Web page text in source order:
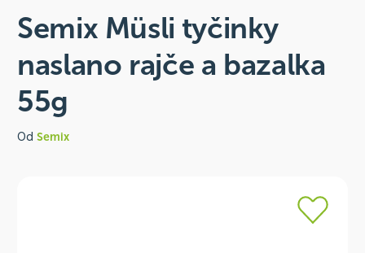
Semix Müsli tyčinky
naslano rajče a bazalka
55g
Od Semix